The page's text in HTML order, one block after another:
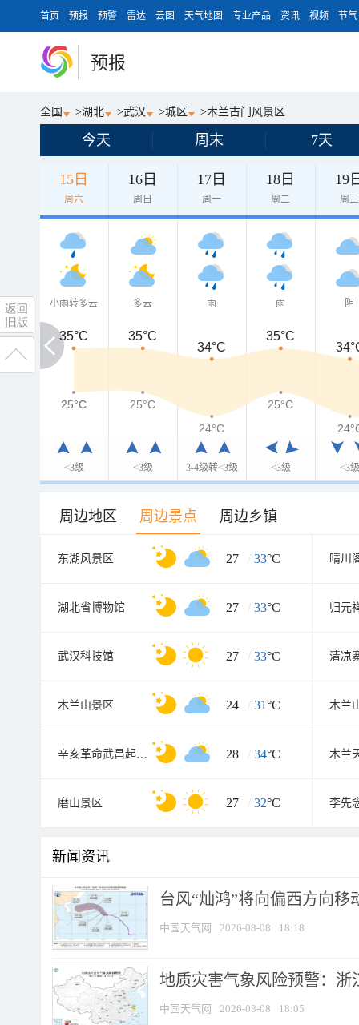
首页 预报 预警 雷达 云图 天气地图 专业产品 资讯 视频 节气
预报
全国 >湖北 >武汉 >城区 >木兰古门风景区
今天 周末 7天
15日
周六
16日
周日
17日
周一
18日
周二
19
周三
小雨转多云
<3级
多云
<3级
雨
3-4级转<3级
雨
<3级
阴
<3级
35°C
35°C 35°C
34°C
35°C
25°C
25°C
25°C
24°C
25°C
周边地区 周边景点 周边乡镇
东湖风景区 27 / 33°C 晴川
湖北省博物馆 27 / 33°C 归元
武汉科技馆 27 / 33°C 清凉
木兰山景区 24 / 31°C 木兰
辛亥革命武昌起义纪念馆 28 / 34°C 木兰
磨山景区 27 / 32°C 李先
新闻资讯
台风“灿鸿”将向偏西方向移
中国天气网 2026-08-08 18:18
地质灾害气象风险预警：
中国天气网 2026-08-08 18:05